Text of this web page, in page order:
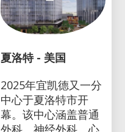
夏洛特 - 美国
2025年宜凯德又一分
中心于夏洛特市开
幕。该中心涵盖普通